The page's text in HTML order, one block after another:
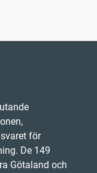
för
De 149
Götaland och